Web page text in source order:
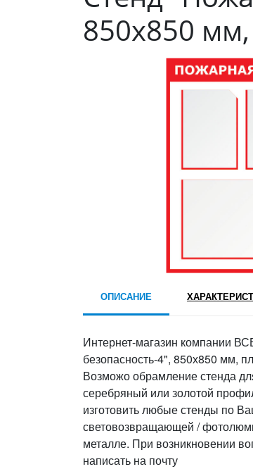
850х850
ОПИСАНИЕ
Интернет-магазин компании
безопасность-4", 850х850 мм,
Возможо обрамление стенда
серебряный или золотой
изготовить любые стенды по
световозвращающей /
металле. При возникновении
написать на почту